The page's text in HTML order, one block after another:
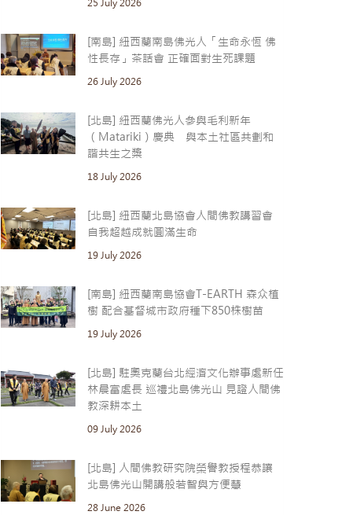
25 July 2026
[南島] 紐西蘭南島佛光人「生命永恆 佛
性長存」茶話會 正確面對生死課題
26 July 2026
[北島] 紐西蘭佛光人參與毛利新年
（Matariki）慶典 與本土社區共劃和
諧共生之槳
18 July 2026
[北島] 紐西蘭北島協會人間佛教講習會
自我超越成就圓滿生命
19 July 2026
[南島] 紐西蘭南島協會T-EARTH 森众植
樹 配合基督城市政府種下850株樹苗
19 July 2026
[北島] 駐奧克蘭台北經濟文化辦事處新任
林晨富處長 巡禮北島佛光山 見證人間佛
教深耕本土
09 July 2026
[北島] 人間佛教研究院榮譽教授程恭讓
北島佛光山開講般若智與方便慧
28 June 2026